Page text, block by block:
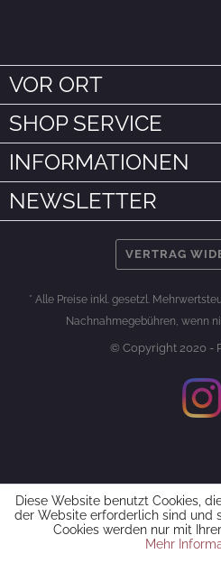
VOR ORT
SHOP SERVICE
INFORMATIONEN
NEWSLETTER
VERTRAG
* Alle Preise inkl. gesetzl.
Nachnahmegebühren, wenn
© Copyright 2020 -
Diese Website benutzt Cookies,
der Website erforderlich sind und
Cookies werden nur mit
Mehr